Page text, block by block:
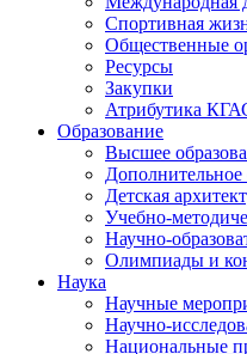
Спортивная
Общественные
Ресурсы
Закупки
Атрибутика
Образование
Высшее
Дополнительное
Детская
Учебно-
Научно-
Олимпиады и
Наука
Научные
Научно-
Национальные